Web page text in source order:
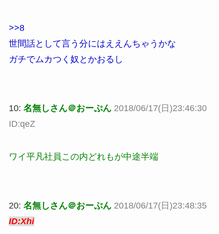
>>8
世間話として言う分にはええんちゃうかな
ガチでムカつく奴とかおるし
10: 名無しさん＠おーぷん 2018/06/17(日)23:46:30
ID:qeZ
ワイ平凡社員この内どれもが中途半端
20: 名無しさん＠おーぷん 2018/06/17(日)23:48:35
ID:Xhi